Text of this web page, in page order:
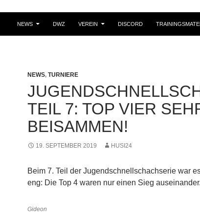
NEWS DWZ VEREIN DISCORD
NEWS, TURNIERE
TEIL 7: TOP VIER
BEISAMMEN!
19. SEPTEMBER 2019 HUSI24
Beim 7. Teil der Jugendschnellschachserie war
eng: Die Top 4 waren nur einen Sieg auseinander.
Gideon